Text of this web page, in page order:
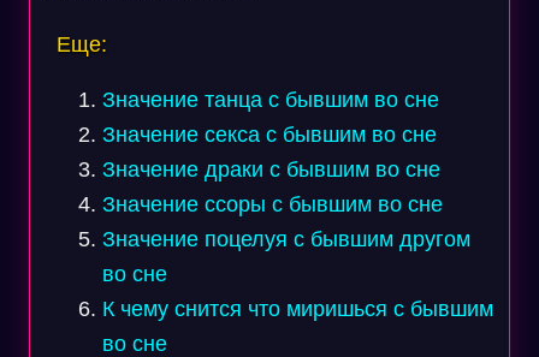
Еще:
Значение танца с бывшим во сне
Значение секса с бывшим во сне
Значение драки с бывшим во сне
Значение ссоры с бывшим во сне
Значение поцелуя с бывшим другом
во сне
К чему снится что миришься с бывшим
во сне